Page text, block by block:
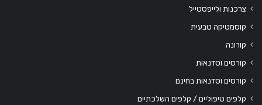
צרכנות ולייפסטייל
קוסמטיקה טבעית
קורונה
קורסים וסדנאות
קורסים וסדנאות בחינם
קלפים טיפוליים / קלפים השלכתיים